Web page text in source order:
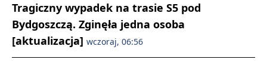
Tragiczny wypadek na trasie S5 pod
Bydgoszczą. Zginęła jedna osoba
[aktualizacja] wczoraj, 06:56